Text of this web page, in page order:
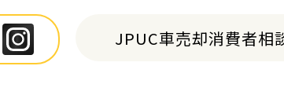
JPUC車売却消費者相